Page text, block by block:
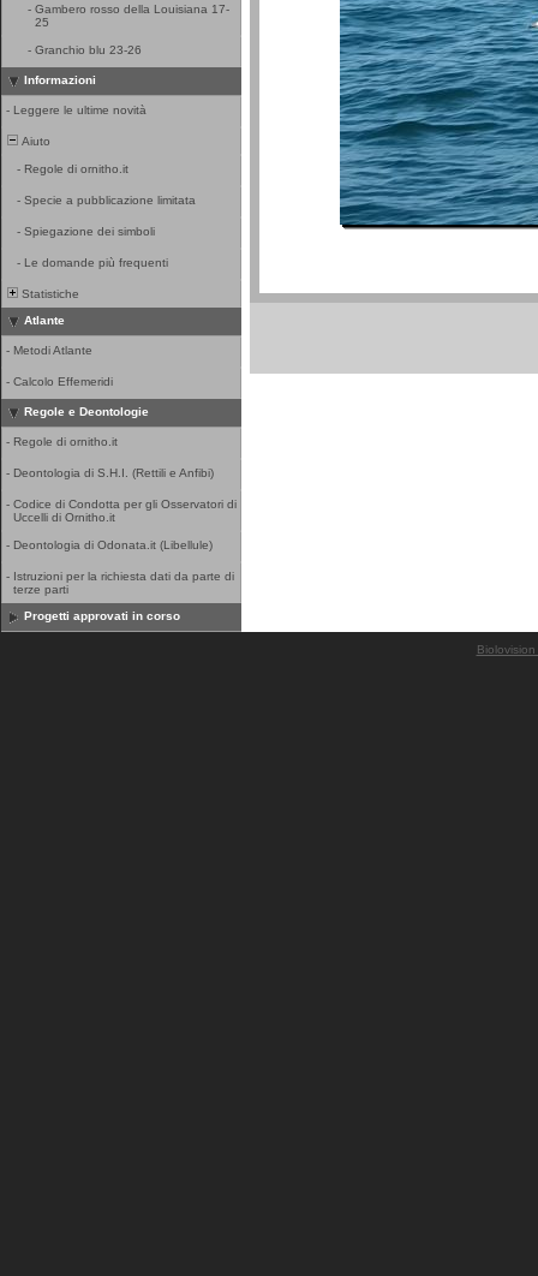
- Gambero rosso della Louisiana 17-
25
- Granchio blu 23-26
Informazioni
- Leggere le ultime novità
Aiuto
- Regole di ornitho.it
- Specie a pubblicazione limitata
- Spiegazione dei simboli
- Le domande più frequenti
Statistiche
Atlante
- Metodi Atlante
- Calcolo Effemeridi
Regole e Deontologie
- Regole di ornitho.it
- Deontologia di S.H.I. (Rettili e Anfibi)
- Codice di Condotta per gli Osservatori di
Uccelli di Ornitho.it
- Deontologia di Odonata.it (Libellule)
- Istruzioni per la richiesta dati da parte di
terze parti
Progetti approvati in corso
Biolovision